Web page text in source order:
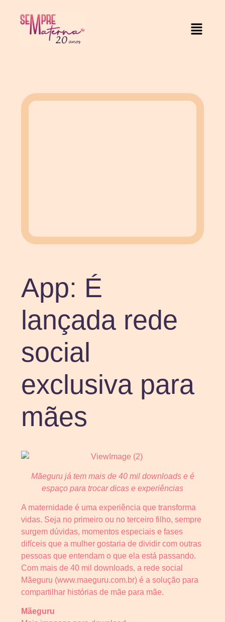
App: É
lançada rede
social
exclusiva para
mães
Mãeguru já tem mais de 40 mil downloads e é
espaço para trocar dicas e experiências
A maternidade é uma experiência que transforma
vidas. Seja no primeiro ou no terceiro filho, sempre
surgem dúvidas, momentos especiais e fases
difíceis que a mulher gostaria de dividir com outras
pessoas que entendam o que ela está passando.
Com mais de 40 mil downloads, a rede social
Mãeguru (www.maeguru.com.br) é a solução para
compartilhar histórias de mãe para mãe.
Mãeguru